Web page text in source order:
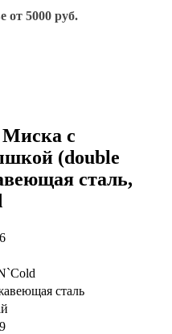
от 5000 руб.
Миска с
(double
сталь,
сталь